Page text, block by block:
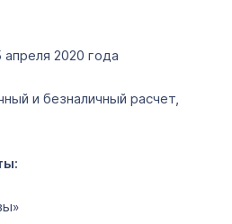
апреля 2020 года
и безналичный расчет,